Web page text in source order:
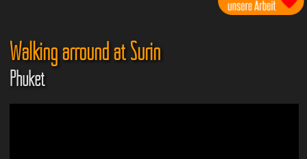
Walking arround at Surin
Phuket